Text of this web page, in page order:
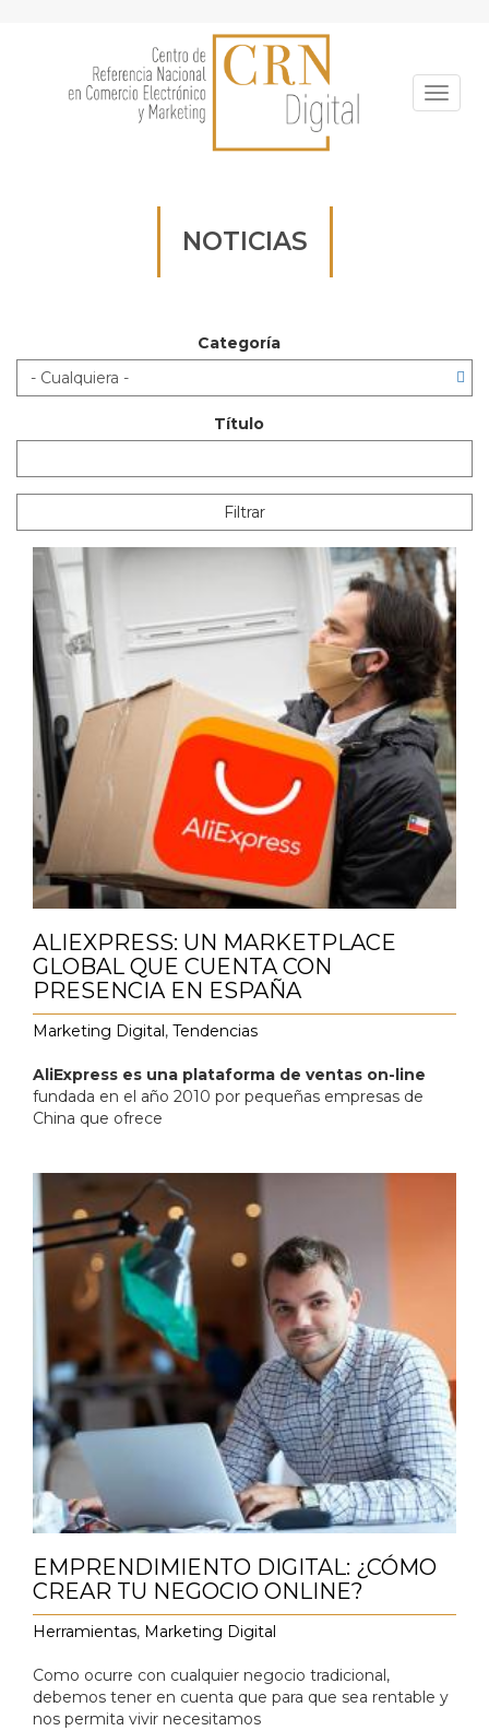
NOTICIAS
Categoría
Título
Filtrar
ALIEXPRESS: UN MARKETPLACE
GLOBAL QUE CUENTA CON
PRESENCIA EN ESPAÑA
Marketing Digital, Tendencias
AliExpress es una plataforma de ventas on-line
fundada en el año 2010 por pequeñas empresas de
China que ofrece
EMPRENDIMIENTO DIGITAL: ¿CÓMO
CREAR TU NEGOCIO ONLINE?
Herramientas, Marketing Digital
Como ocurre con cualquier negocio tradicional,
debemos tener en cuenta que para que sea rentable y
nos permita vivir necesitamos